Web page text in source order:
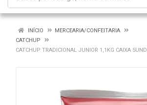
INÍCIO
MERCEARIA/CONFEITARIA
CATCHUP
CATCHUP TRADICIONAL JUNIOR 1,1KG CAIXA 5UND